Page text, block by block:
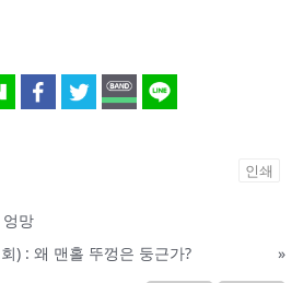
인쇄
망
) : 왜 맨홀 뚜껑은 둥근가?
»